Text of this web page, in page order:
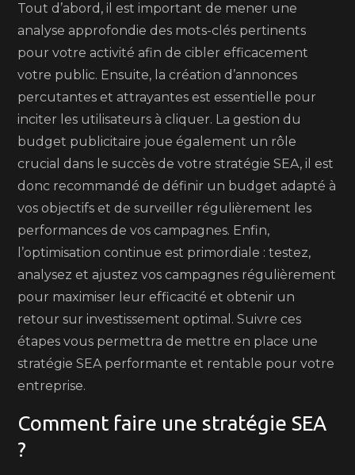
Tout d’abord, il est important de mener une
analyse approfondie des mots-clés pertinents
pour votre activité afin de cibler efficacement
votre public. Ensuite, la création d’annonces
percutantes et attrayantes est essentielle pour
inciter les utilisateurs à cliquer. La gestion du
budget publicitaire joue également un rôle
crucial dans le succès de votre stratégie SEA, il est
donc recommandé de définir un budget adapté à
vos objectifs et de surveiller régulièrement les
performances de vos campagnes. Enfin,
l’optimisation continue est primordiale : testez,
analysez et ajustez vos campagnes régulièrement
pour maximiser leur efficacité et obtenir un
retour sur investissement optimal. Suivre ces
étapes vous permettra de mettre en place une
stratégie SEA performante et rentable pour votre
entreprise.
Comment faire une stratégie SEA
?